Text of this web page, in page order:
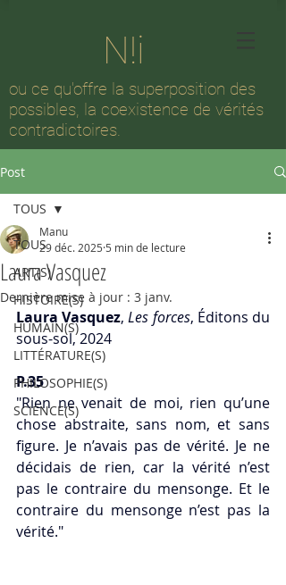
N!i
ou ce qu'offre la superposition des
possibles, la coexistence de vérités
contradictoires.
Post
TOUS
ART(S)
HISTOIRE(S)
HUMAIN(S)
LITTÉRATURE(S)
PHILOSOPHIE(S)
SCIENCE(S)
TOUS
Laura Vasquez
Manu
29 déc. 2025 5 min de lecture
Dernière mise à jour : 3 janv.
Laura Vasquez, Les forces, Éditons du
sous-sol, 2024
P.35
"Rien ne venait de moi, rien qu’une
chose abstraite, sans nom, et sans
figure. Je n’avais pas de vérité. Je ne
décidais de rien, car la vérité n’est
pas le contraire du mensonge. Et le
contraire du mensonge n’est pas la
vérité."